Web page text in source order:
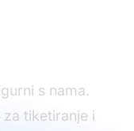
s nama.
tiketiranje i